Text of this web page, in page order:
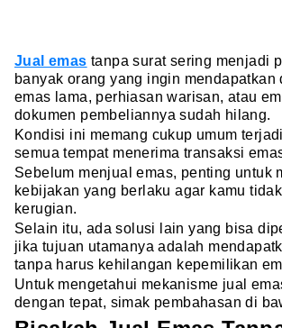
Jual emas tanpa surat sering menjadi
banyak orang yang ingin mendapatkan
emas lama, perhiasan warisan, atau
dokumen pembeliannya sudah hilang.
Kondisi ini memang cukup umum
semua tempat menerima transaksi
Sebelum menjual emas, penting untuk
kebijakan yang berlaku agar kamu
kerugian.
Selain itu, ada solusi lain yang bisa
jika tujuan utamanya adalah
tanpa harus kehilangan kepemilikan
Untuk mengetahui mekanisme jual
dengan tepat, simak pembahasan di